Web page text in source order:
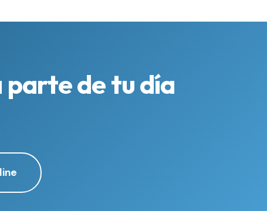
parte de tu día